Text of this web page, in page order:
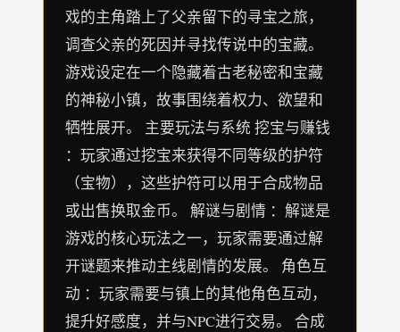
戏的主角踏上了父亲留下的寻宝之旅，
调查父亲的死因并寻找传说中的宝藏。
游戏设定在一个隐藏着古老秘密和宝藏
的神秘小镇，故事围绕着权力、欲望和
牺牲展开。 主要玩法与系统 挖宝与赚钱
：玩家通过挖宝来获得不同等级的护符
（宝物），这些护符可以用于合成物品
或出售换取金币。 解谜与剧情 ：解谜是
游戏的核心玩法之一，玩家需要通过解
开谜题来推动主线剧情的发展。 角色互
动 ：玩家需要与镇上的其他角色互动，
提升好感度，并与NPC进行交易。 合成